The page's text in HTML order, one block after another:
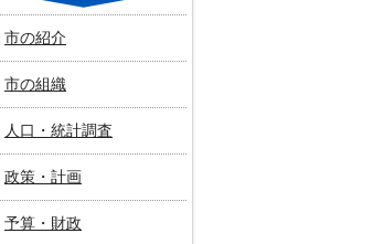
市の紹介
市の組織
人口・統計調査
政策・計画
予算・財政